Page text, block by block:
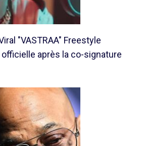
"VASTRAA" Freestyle
après la co-signature